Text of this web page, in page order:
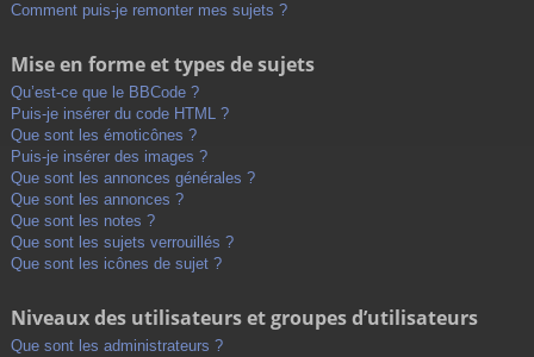
Comment puis-je remonter mes sujets ?
Mise en forme et types de sujets
Qu’est-ce que le BBCode ?
Puis-je insérer du code HTML ?
Que sont les émoticônes ?
Puis-je insérer des images ?
Que sont les annonces générales ?
Que sont les annonces ?
Que sont les notes ?
Que sont les sujets verrouillés ?
Que sont les icônes de sujet ?
Niveaux des utilisateurs et groupes d’utilisateurs
Que sont les administrateurs ?